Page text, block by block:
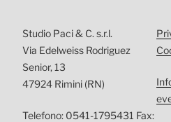
Studio Paci & C. s.r.l.
Via Edelweiss Rodriguez
Senior, 13
47924 Rimini (RN)
Telefono: 0541-1795431 Fax: